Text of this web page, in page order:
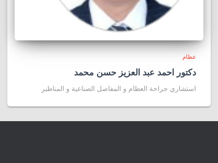
عظام
دكتور احمد عبد العزيز حسن محمد
استشاري جراحة العظام و المفاصل الصناعية و المناظير